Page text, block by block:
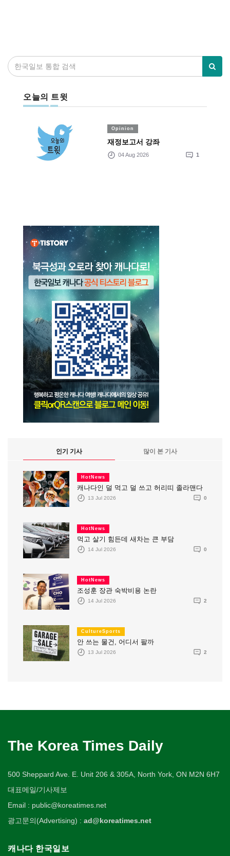
오늘의 트윗
Opinion
재정보고서 강좌
04 Aug 2026 1
인기 기사 많이 본 기사
HotNews
캐나다인 덜 먹고 덜 쓰고 허리띠 졸라맨다
13 Jul 2026 0
HotNews
먹고 살기 힘든데 새차는 큰 부담
14 Jul 2026 0
HotNews
조성훈 장관 숙박비용 논란
14 Jul 2026 2
CultureSports
안 쓰는 물건, 어디서 팔까
13 Jul 2026 2
The Korea Times Daily
500 Sheppard Ave. E. Unit 206 & 305A, North York, ON M2N 6H7
대표메일/기사제보
Email : public@koreatimes.net
광고문의(Advertising) : ad@koreatimes.net
캐나다 한국일보